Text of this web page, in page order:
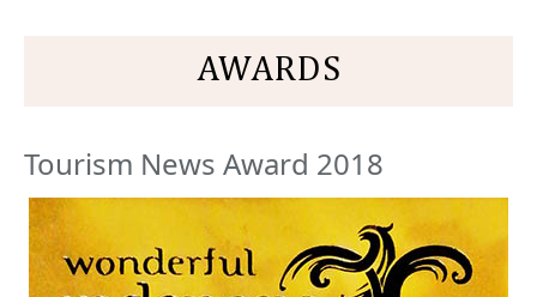
AWARDS
Tourism News Award 2018